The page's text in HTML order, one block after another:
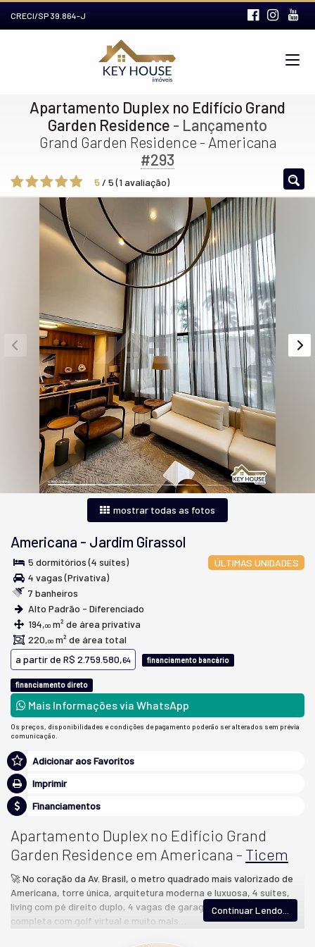
CRECI/SP 39.864-J
Apartamento Duplex no Edifício Grand
Garden Residence - Lançamento
Grand Garden Residence - Americana
#293
5 / 5(1 avaliação)
mostrar todas as fotos
Americana - Jardim Girassol
ÚLTIMAS UNIDADES
5 dormitórios (4 suítes)
4 vagas (Privativa)
7 banheiros
Alto Padrão - Diferenciado
194,00 m² de área privativa
220,00 m² de área total
a partir de R$ 2.759.580,64 financiamento bancário
financiamento direto
Mais Informações via WhatsApp
Os preços, disponibilidades e condições de pagamento poderão ser alterados sem prévia
comunicação.
Adicionar aos Favoritos
Imprimir
Financiamentos
Apartamento Duplex no Edifício Grand
Garden Residence em Americana - Ticem
🚀 No coração da Av. Brasil, o metro quadrado mais valorizado de
Americana, torre única, arquitetura moderna e luxuosa, 4 suítes,
living com pé direito duplo, 4 vagas de garagem, área de lazer
completa com golf virtual e muito mais…
🌾 Grand Garden Residence em Americana - SP
Continuar Lendo...